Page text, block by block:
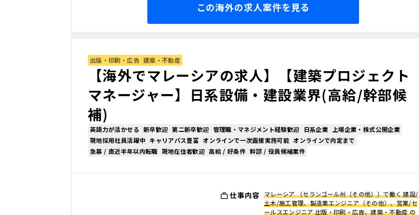
この海外の求人案件を見る
出版・印刷・広告 建築・不動産
【海外でマレーシアの求人】【建築プロジェクト
マネージャー】日系設備・建設業界(高給/幹部候
補)
英語力が活かせる 新卒歓迎 第二新卒歓迎 管理職・マネジメント経験歓迎 日系企業
上場企業・株式公開企業
現地採用社員活躍中 キャリアパス豊富 オンラインで一次面接実施可能 オンラインで内定まで
急募 / 直近半年以内転職 現地在住者歓迎 高給 / 好条件 幹部 / 役員候補案件
仕事内容 マレーシア （セランゴール州（その他））で働く 建設/
土木/施工管理、製造業エンジニア（その他）、営業/セ
ールスエンジニア 出版・印刷・広告、建築・不動産 の